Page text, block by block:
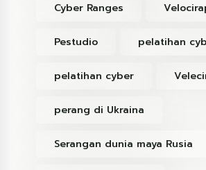
Cyber Ranges
Pestudio pelatihan
pelatihan cyber
perang di Ukraina
Serangan dunia maya Rusia